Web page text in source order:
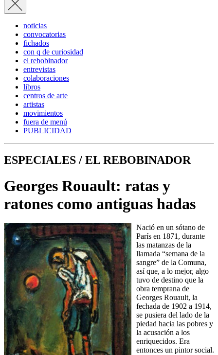
noticias
convocatorias
fichados
con q de curiosidad
el rebobinador
entrevistas
colaboraciones
libros
centros de arte
artistas
movimientos
fuera de menú
PUBLICIDAD
ESPECIALES / EL REBOBINADOR
Georges Rouault: ratas y
ratones como antiguas hadas
Nació en un sótano de
París en 1871, durante
las matanzas de la
llamada “semana de la
sangre” de la Comuna,
así que, a lo mejor, algo
tuvo de destino que la
obra temprana de
Georges Rouault, la
fechada de 1902 a 1914,
se pusiera del lado de la
piedad hacia las pobres y
la acusación a los
enriquecidos. Era
entonces un pintor social.